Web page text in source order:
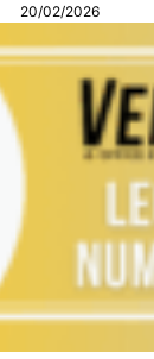
20/02/2026